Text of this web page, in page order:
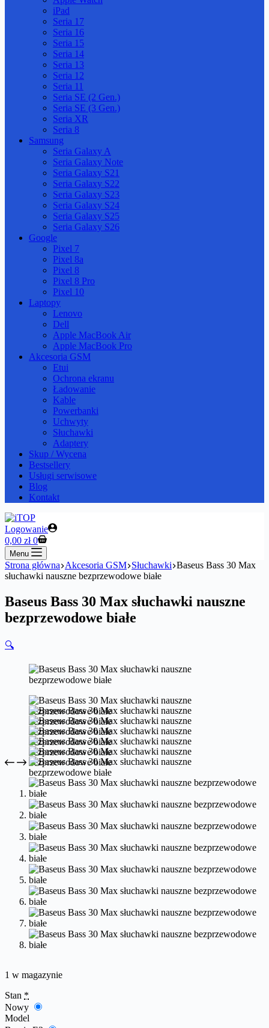
iPad
Seria 17
Seria 16
Seria 15
Seria 14
Seria 13
Seria 12
Seria 11
Seria SE (2 Gen.)
Seria SE (3 Gen.)
Seria XR
Seria 8
Samsung
Seria Galaxy A
Seria Galaxy Note
Seria Galaxy S21
Seria Galaxy S22
Seria Galaxy S23
Seria Galaxy S24
Seria Galaxy S25
Seria Galaxy S26
Google
Pixel 7
Pixel 8a
Pixel 8
Pixel 8 Pro
Pixel 10
Laptopy
Lenovo
Dell
Apple MacBook Air
Apple MacBook Pro
Akcesoria GSM
Etui
Ochrona ekranu
Ładowanie
Kable
Powerbanki
Uchwyty
Słuchawki
Adaptery
Skup / Wycena
Bestsellery
Usługi serwisowe
Blog
Kontakt
Logowanie
Koszyk
0,00 zł 0
Menu
Strona główna Akcesoria GSM Słuchawki Baseus Bass 30 Max
słuchawki nauszne bezprzewodowe białe
Baseus Bass 30 Max słuchawki nauszne
bezprzewodowe białe
🔍
1 w magazynie
Stan *
Nowy
Model